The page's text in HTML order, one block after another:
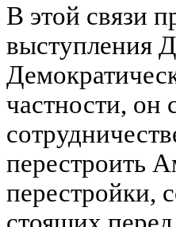
В этой связи
выступления
частности,
перестроить
перестройки,